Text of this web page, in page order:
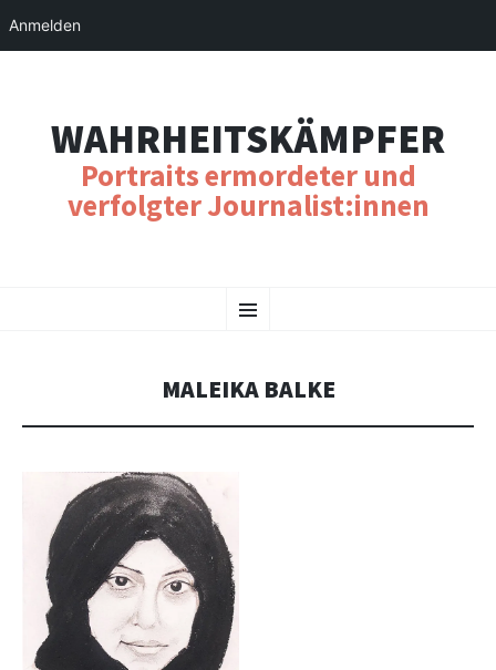
WAHRHEITSKÄMPFER
Portraits ermordeter und
verfolgter Journalist:innen
Menu
TO
MALEIKA BALKE
Anmelden